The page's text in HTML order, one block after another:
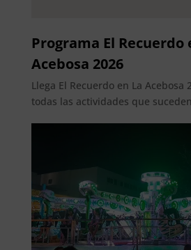
Programa El Recuerdo
Acebosa 2026
Llega El Recuerdo en La Acebosa
todas las actividades que